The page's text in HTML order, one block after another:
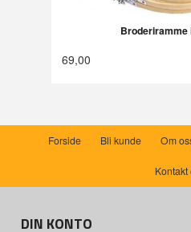
Broderiramme
69,00
Forside Bli kunde Om
Kontakt
DIN KONTO